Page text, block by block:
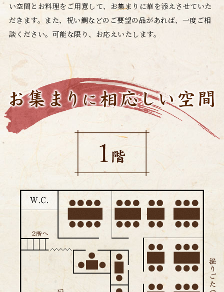
い空間とお料理をご用意して、お集まりに華を添えさせていた
だきます。また、祝い鯛などのご要望の品があれば、一度ご相
談ください。可能な限り、お応えいたします。